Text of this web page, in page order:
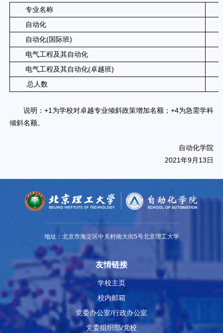
专业名称
自动化
自动化(国际班)
电气工程及其自动化
电气工程及其自动化(卓越班)
总人数
说明：+1为学校对卓越专业倾斜政策增加名额；+4为急需学科
倾斜名额。
自动化学院
2021年9月13日
地址：北京市海淀区中关村南大街5号北京理工大学
友情链接
学校主页
校内邮箱
党委办公室/行政办公室
党委组织部/党校